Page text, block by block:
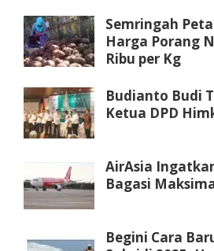
Semringah
Harga Porang
Ribu per Kg
Budianto Budi
Ketua DPD
AirAsia
Bagasi
Begini Cara